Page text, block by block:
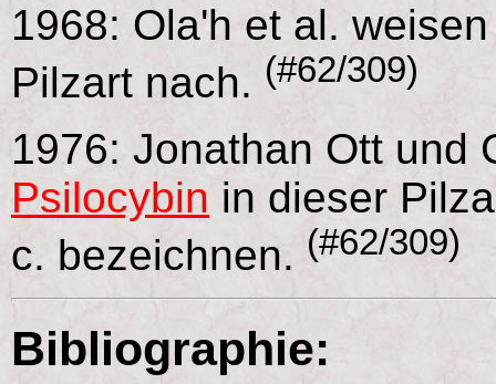
1968: Ola'h et al.
Pilzart nach. (#62/309)
1976: Jonathan Ott und
Psilocybin in dieser
c. bezeichnen. (#62/309)
Bibliographie: